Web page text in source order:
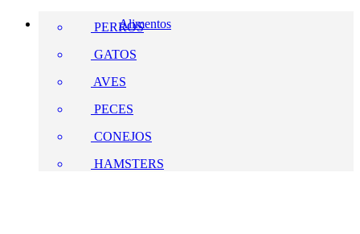
Alimentos
PERROS
GATOS
AVES
PECES
CONEJOS
HAMSTERS